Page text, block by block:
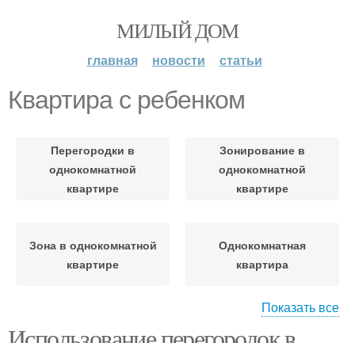
МИЛЫЙ ДОМ
главная новости статьи
Квартира с ребенком
Перегородки в
однокомнатной
квартире
Зонирование в
однокомнатной
квартире
Зона в однокомнатной
квартире
Однокомнатная
квартира
Квартиры на спальню Квартиры для семьи
Показать все